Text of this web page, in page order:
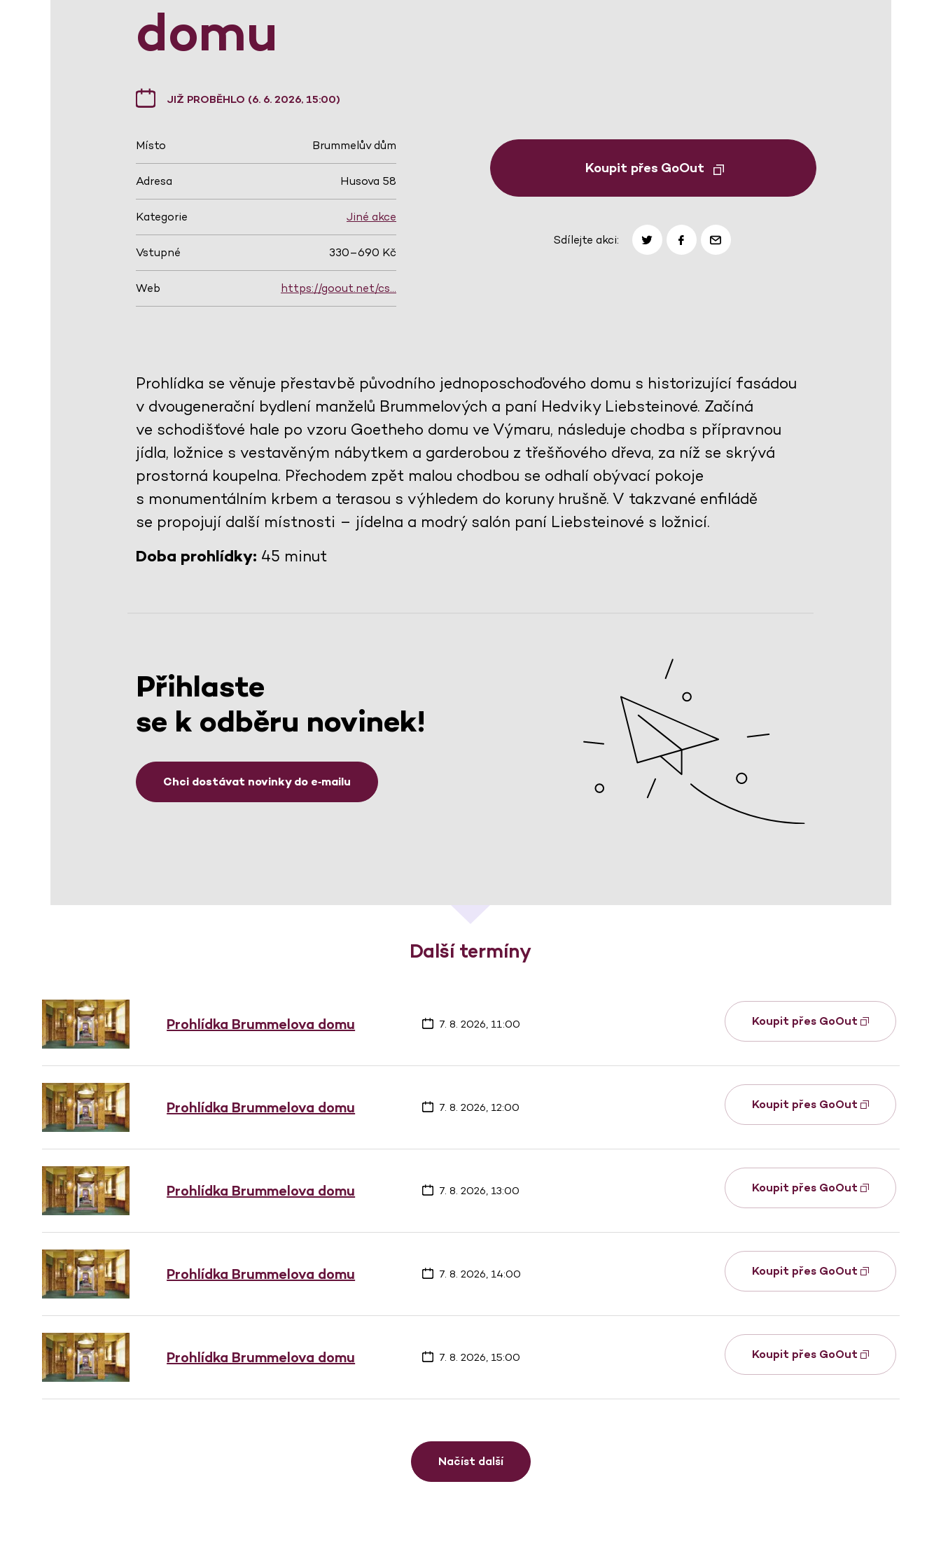
domu
JIŽ PROBĚHLO (6. 6. 2026, 15:00)
Místo Brummelův dům
Adresa Husova 58
Kategorie Jiné akce
Vstupné 330–690 Kč
Web https://goout.net/cs…
Koupit přes GoOut
Sdílejte akci:
Prohlídka se věnuje přestavbě původního jednoposchoďového domu s historizující fasádou
v dvougenerační bydlení manželů Brummelových a paní Hedviky Liebsteinové. Začíná
ve schodišťové hale po vzoru Goetheho domu ve Výmaru, následuje chodba s přípravnou
jídla, ložnice s vestavěným nábytkem a garderobou z třešňového dřeva, za níž se skrývá
prostorná koupelna. Přechodem zpět malou chodbou se odhalí obývací pokoje
s monumentálním krbem a terasou s výhledem do koruny hrušně. V takzvané enfiládě
se propojují další místnosti – jídelna a modrý salón paní Liebsteinové s ložnicí.
Doba prohlídky: 45 minut
Přihlaste
se k odběru novinek!
Chci dostávat novinky do e‑mailu
Další termíny
Prohlídka Brummelova domu 7. 8. 2026, 11:00 Koupit přes GoOut
Prohlídka Brummelova domu 7. 8. 2026, 12:00 Koupit přes GoOut
Prohlídka Brummelova domu 7. 8. 2026, 13:00 Koupit přes GoOut
Prohlídka Brummelova domu 7. 8. 2026, 14:00 Koupit přes GoOut
Prohlídka Brummelova domu 7. 8. 2026, 15:00 Koupit přes GoOut
Načíst další